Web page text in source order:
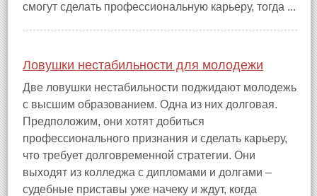
смогут сделать профессиональную карьеру, тогда ...
Ловушки нестабильности для молодежи
Две ловушки нестабильности поджидают молодежь
с высшим образованием. Одна из них долговая.
Предположим, они хотят добиться
профессионального признания и сделать карьеру,
что требует долговременной стратегии. Они
выходят из колледжа с дипломами и долгами –
судебные приставы уже начеку и ждут, когда